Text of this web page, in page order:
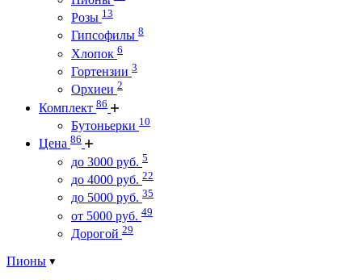
Розы 13
Гипсофилы 8
Хлопок 6
Гортензии 3
Орхиеи 2
Комплект 86
Бутоньерки 10
Цена 86
до 3000 руб. 5
до 4000 руб. 22
до 5000 руб. 35
от 5000 руб. 49
Дорогой 29
Пионы